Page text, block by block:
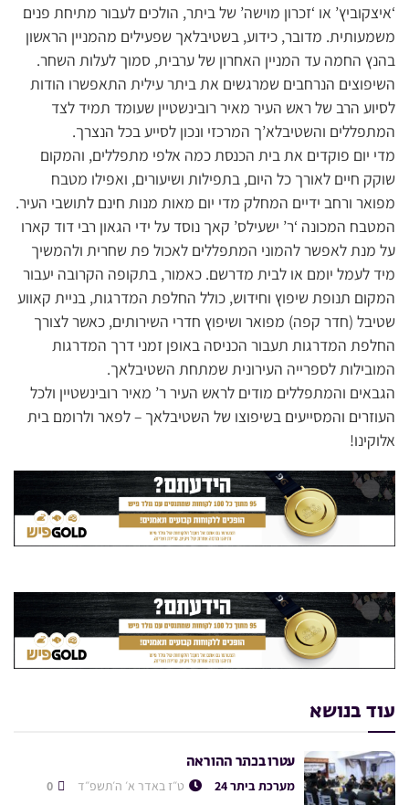
‘איצקוביץ’ או ‘זכרון מוישה’ של ביתר, הולכים לעבור מתיחת פנים
משמעותית. מדובר, כידוע, בשטיבלאך שפעילים מהמניין הראשון
בהנץ החמה עד המניין האחרון של ערבית, סמוך לעלות השחר.
השיפוצים הנרחבים שמרגשים את ביתר עילית התאפשרו הודות
לסיוע הרב של ראש העיר מאיר רובינשטיין שעומד תמיד לצד
המתפללים והשטיבלא’ך המרכזי ונכון לסייע בכל הנצרך.
מדי יום פוקדים את בית הכנסת כמה אלפי מתפללים, והמקום
שוקק חיים לאורך כל היום, בתפילות ושיעורים, ואפילו מטבח
מפואר ורחב ידיים המחלק מדי יום מאות מנות חינם לתושבי העיר.
המטבח המכונה ‘ר’ ישעילס’ קאך נוסד על ידי הגאון רבי דוד קארו
על מנת לאפשר להמוני המתפללים לאכול פת שחרית ולהמשיך
מיד לעמל יומם או לבית מדרשם. כאמור, בתקופה הקרובה יעבור
המקום תנופת שיפוץ וחידוש, כולל החלפת המדרגות, בניית קאווע
שטיבל (חדר קפה) מפואר ושיפוץ חדרי השירותים, כאשר לצורך
החלפת המדרגות תעבור הכניסה באופן זמני דרך המדרגות
המובילות לספרייה העירונית שמתחת השטיבלאך.
הגבאים והמתפללים מודים לראש העיר ר’ מאיר רובינשטיין ולכל
העוזרים והמסייעים בשיפוצו של השטיבלאך – לפאר ולרומם בית
אלוקינו!
עוד בנושא
עטרו בכתר ההוראה
מערכת ביתר 24 ט״ז באדר א׳ ה׳תשפ״ד